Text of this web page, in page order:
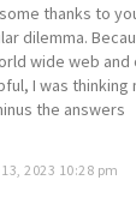
thanks to
dilemma.
wide web
I was thinking
the answers
2023 10:28 pm